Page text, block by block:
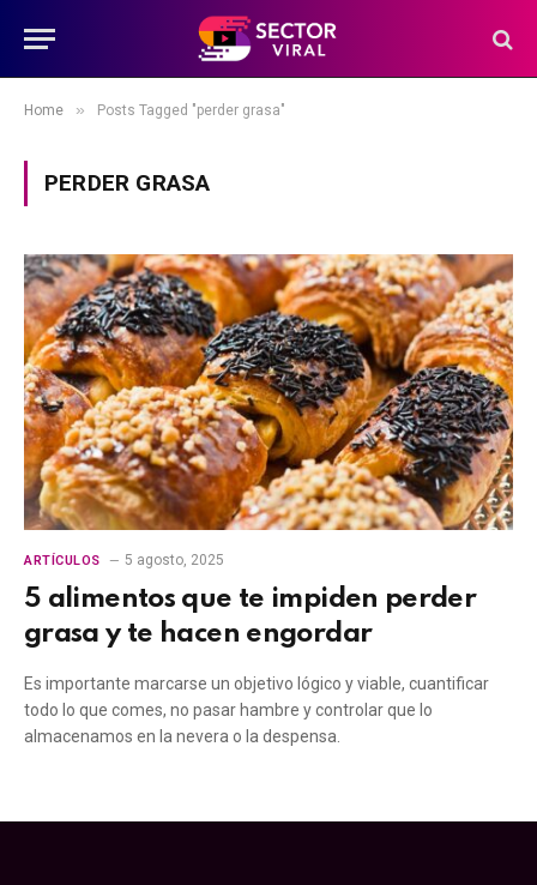
Home » Posts Tagged "perder grasa"
PERDER GRASA
ARTÍCULOS 5 agosto, 2025
5 alimentos que te impiden perder
grasa y te hacen engordar
Es importante marcarse un objetivo lógico y viable, cuantificar
todo lo que comes, no pasar hambre y controlar que lo
almacenamos en la nevera o la despensa.